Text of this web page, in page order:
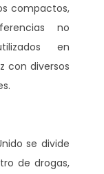
compactos,
no
en
con diversos
se divide
de drogas,